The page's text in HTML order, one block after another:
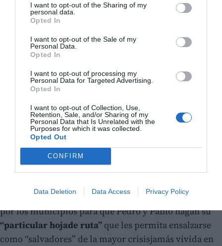
I want to opt-out of the Sharing of my
personal data.
Opted In
I want to opt-out of the Sale of my
Personal Data.
Opted In
I want to opt-out of processing my
Personal Data for Targeted Advertising.
Opted In
I want to opt-out of Collection, Use,
Retention, Sale, and/or Sharing of my
Personal Data that Is Unrelated with the
Purposes for which it was collected.
Opted Out
CONFIRM
Data Deletion Data Access Privacy Policy
Lasecretaria de política municipal de
Rodríguez, ha destacado“la desesperación de un
Gobierno Central que, apoyándose en la consabida
infrafinanciaciónautonómica, ahora le suma, la
apropiación de los ahorros municipales
impidiendoa los ayuntamientos administrar sus
propios remanentes”.
DesdeCONTIGOse critica“la incapacidad del
salir de la crisis”y se aprovechen del dineroahorrado
por los municipios para que Pedro y Pablo hagan su
“particular hojade ruta” que les permita ensalzarse
como “salvadores” de la mayor crisisjamás vivida en